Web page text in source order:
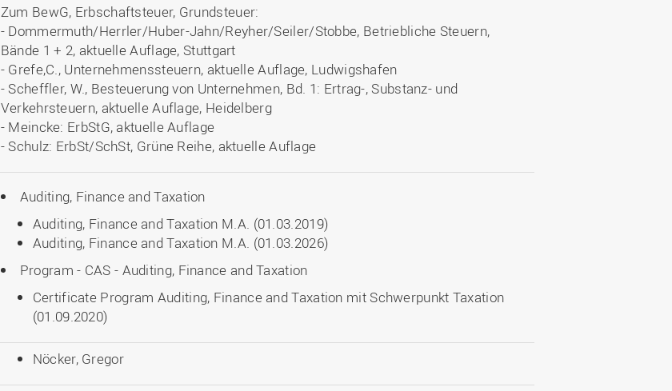
Zum BewG, Erbschaftsteuer, Grundsteuer:
- Dommermuth/Herrler/Huber-Jahn/Reyher/Seiler/Stobbe, Betriebliche Steuern,
Bände 1 + 2, aktuelle Auflage, Stuttgart
- Grefe,C., Unternehmenssteuern, aktuelle Auflage, Ludwigshafen
- Scheffler, W., Besteuerung von Unternehmen, Bd. 1: Ertrag-, Substanz- und
Verkehrsteuern, aktuelle Auflage, Heidelberg
- Meincke: ErbStG, aktuelle Auflage
- Schulz: ErbSt/SchSt, Grüne Reihe, aktuelle Auflage
Auditing, Finance and Taxation
Auditing, Finance and Taxation M.A. (01.03.2019)
Auditing, Finance and Taxation M.A. (01.03.2026)
Program - CAS - Auditing, Finance and Taxation
Certificate Program Auditing, Finance and Taxation mit Schwerpunkt Taxation
(01.09.2020)
Nöcker, Gregor